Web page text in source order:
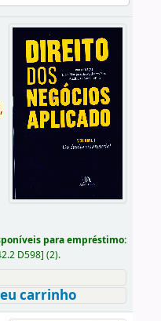
para empréstimo:
D598] (2).
carrinho